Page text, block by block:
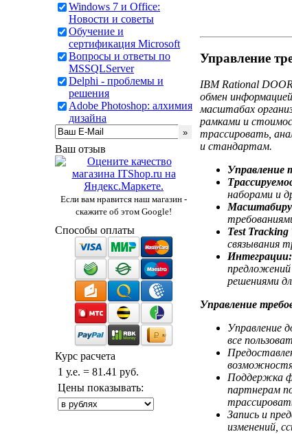
Windows 7 и Office:
Новости и советы
Обучение и
сертификация Microsoft
Вопросы и ответы по
MSSQLServer
Delphi - проблемы и
решения
Adobe Photoshop: алхимия
дизайна
Ваш отзыв
Если вам нравится наш магазин -
скажите об этом Google!
Способы оплаты
Курс расчета
1 у.е. = 81.41 руб.
Цены показывать:
Управление
IBM Rational
обмен
масштабах
рамками и
трассировать,
и стандартам.
Управление
наборами и
Test
связывания
Интеграции:
предложений
решениями
Управление
Управление
все
Поддержка
партнерам
Запись и
изменений,